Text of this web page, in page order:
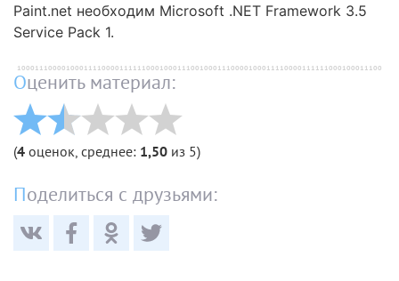
Paint.net необходим Microsoft .NET Framework 3.5
Service Pack 1.
Оценить материал:
(4 оценок, среднее: 1,50 из 5)
Поделиться с друзьями: